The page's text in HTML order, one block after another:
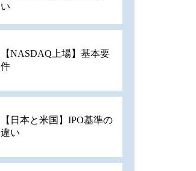
い
【NASDAQ上場】基本要
件
【日本と米国】IPO基準の
違い